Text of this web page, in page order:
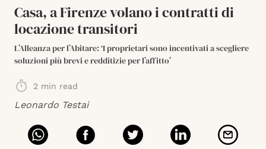
Casa, a Firenze volano i contratti di
locazione transitori
L’Alleanza per l’Abitare: ‘I proprietari sono incentivati a scegliere
soluzioni più brevi e redditizie per l’affitto’
2 min read
Leonardo Testai